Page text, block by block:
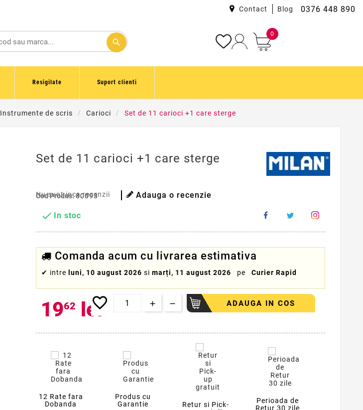
0376 448 890
Contact Blog
search
0
Resigilate Suport clienti
Instrumente de scris Carioci Set de 11 carioci +1 care sterge
Set de 11 carioci +1 care sterge
Cod Produs:80093
Nu sunt inca recenzii Adauga o recenzie
 In stoc
Comanda acum cu livrarea estimativa
✔ intre luni, 10 august 2026 si marți, 11 august 2026 pe Curier Rapid
1962 lei
favorite_border ADAUGA IN COS
12 Rate fara
Dobanda
Produs cu
Garantie
Retur si Pick-
Perioada de
Retur 30 zile